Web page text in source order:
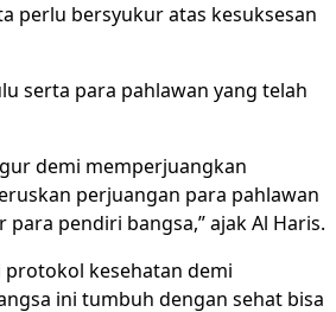
perlu bersyukur atas kesuksesan
serta para pahlawan yang telah
demi memperjuangkan
perjuangan para pahlawan
pendiri bangsa,” ajak Al Haris.
kesehatan demi
ini tumbuh dengan sehat bisa